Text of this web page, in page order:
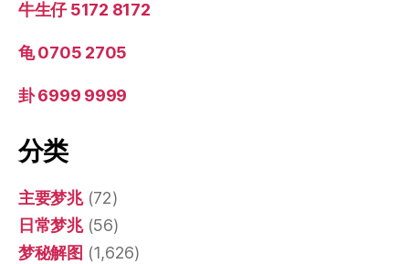
牛生仔 5172 8172
龟 0705 2705
卦 6999 9999
分类
主要梦兆(72)
日常梦兆(56)
梦秘解图 (1,626)